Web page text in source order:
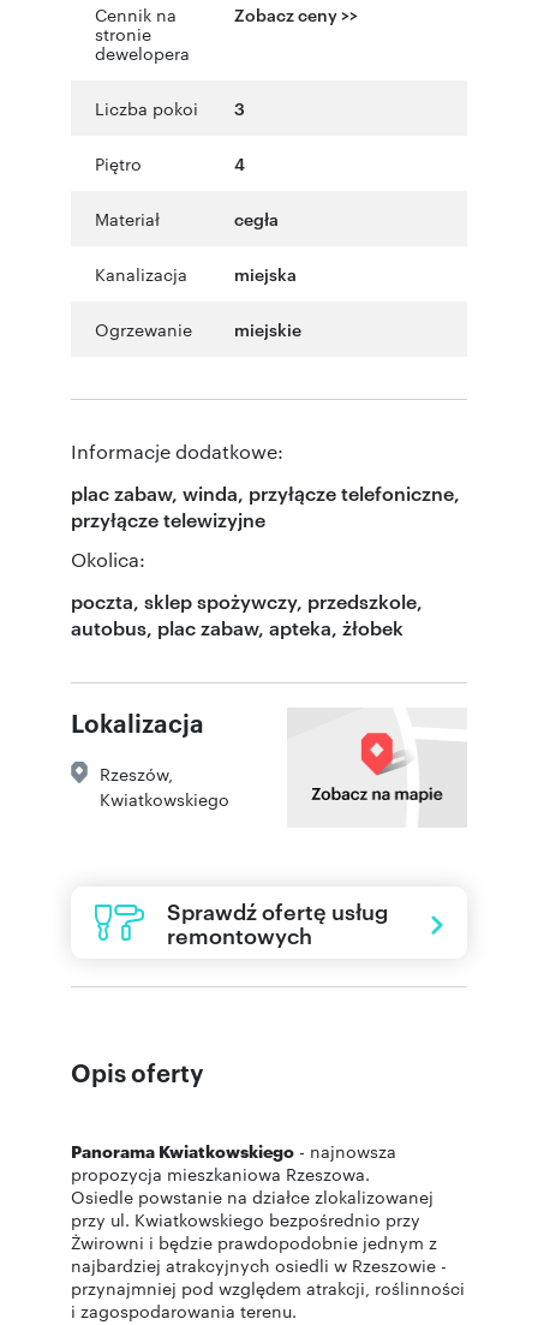
Cennik na
stronie
dewelopera
Zobacz ceny >>
Liczba pokoi 3
Piętro 4
Materiał cegła
Kanalizacja miejska
Ogrzewanie miejskie
Informacje dodatkowe:
plac zabaw, winda, przyłącze telefoniczne,
przyłącze telewizyjne
Okolica:
poczta, sklep spożywczy, przedszkole,
autobus, plac zabaw, apteka, żłobek
Lokalizacja
Rzeszów,
Kwiatkowskiego
Sprawdź ofertę usług
remontowych
Opis oferty
Panorama Kwiatkowskiego - najnowsza
propozycja mieszkaniowa Rzeszowa.
Osiedle powstanie na działce zlokalizowanej
przy ul. Kwiatkowskiego bezpośrednio przy
Żwirowni i będzie prawdopodobnie jednym z
najbardziej atrakcyjnych osiedli w Rzeszowie -
przynajmniej pod względem atrakcji, roślinności
i zagospodarowania terenu.